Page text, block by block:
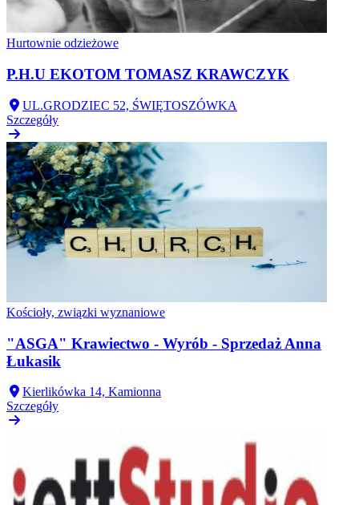
Hurtownie odzieżowe
P.H.U EKOTOM TOMASZ KRAWCZYK
UL.GRODZIEC 52, ŚWIĘTOSZÓWKA
Szczegóły
Kościoły, związki wyznaniowe
"ASGA" Krawiectwo - Wyrób - Sprzedaż Anna
Łukasik
Kierlikówka 14, Kamionna
Szczegóły